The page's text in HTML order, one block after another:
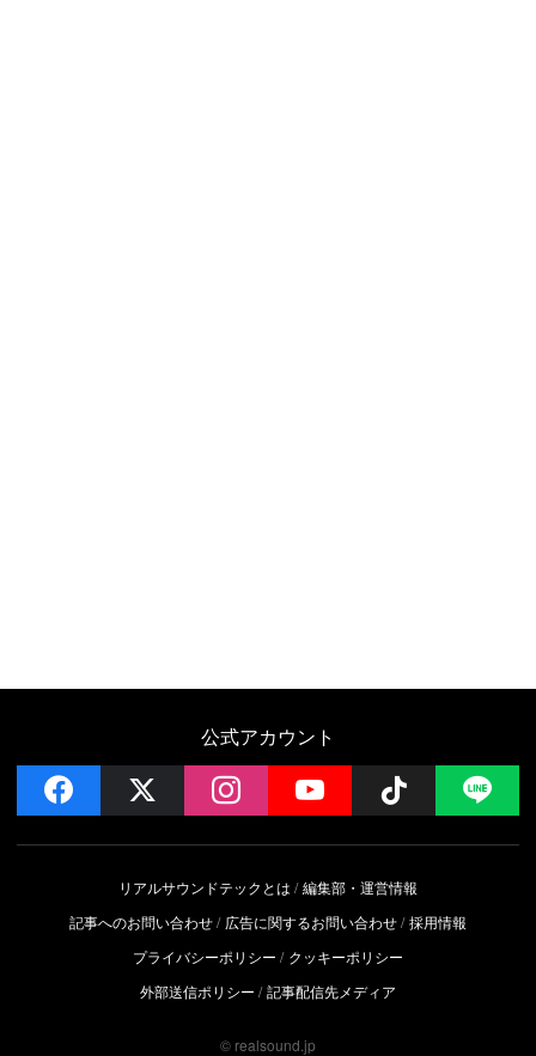
公式アカウント
facebook instagramYouTube Follow
リアルサウンドテックとは
編集部・運営情報
記事へのお問い合わせ
広告に関するお問い合わせ 採用情報
プライバシーポリシー
クッキーポリシー
外部送信ポリシー
記事配信先メディア
© realsound.jp